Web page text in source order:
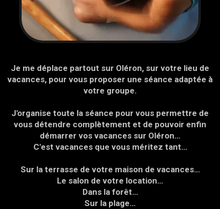
Je me déplace partout sur Oléron, sur votre lieu de
vacances, pour vous proposer une séance adaptée à
votre groupe.
J'organise toute la séance pour vous permettre de
vous détendre complètement et de pouvoir enfin
démarrer vos vacances sur Oléron…
C'est vacances que vous méritez tant…
Sur la terrasse de votre maison de vacances…
Le salon de votre location…
Dans la forêt…
Sur la plage…